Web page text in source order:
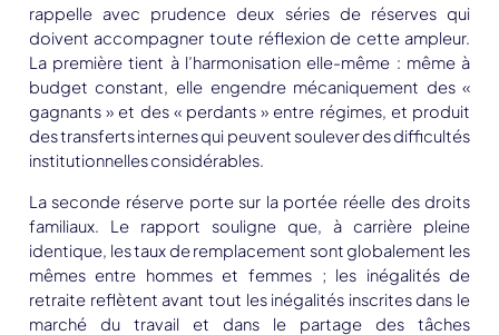
rappelle avec prudence deux séries de réserves qui
doivent accompagner toute réflexion de cette ampleur.
La première tient à l’harmonisation elle-même : même à
budget constant, elle engendre mécaniquement des «
gagnants » et des « perdants » entre régimes, et produit
des transferts internes qui peuvent soulever des difficultés
institutionnelles considérables.
La seconde réserve porte sur la portée réelle des droits
familiaux. Le rapport souligne que, à carrière pleine
identique, les taux de remplacement sont globalement les
mêmes entre hommes et femmes ; les inégalités de
retraite reflètent avant tout les inégalités inscrites dans le
marché du travail et dans le partage des tâches